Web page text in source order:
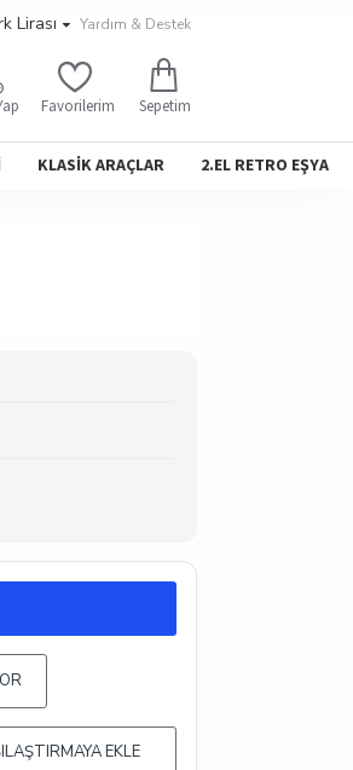
Lirası Yardım & Destek
Favorilerim Sepetim
KLASİK ARAÇLAR 2.EL RETRO EŞYA
EKLE